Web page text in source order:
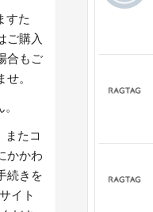
すた
ご購入
合もご
。
またコ
かかわ
続きを
イト